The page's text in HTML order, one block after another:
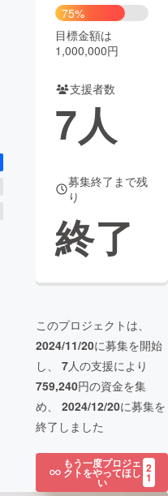
CAMPFIRE Creation
コミュニティ
75%
目標金額は
1,000,000円
支援者数
7人
募集終了まで残
り
終了
このプロジェクトは、
2024/11/20に募集を開始
し、 7人の支援により
759,240円の資金を集
め、 2024/12/20に募集を
終了しました
もう一度プロジェ
クトをやってほし
い
2
1